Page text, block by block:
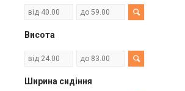
Висота
Ширина сидіння